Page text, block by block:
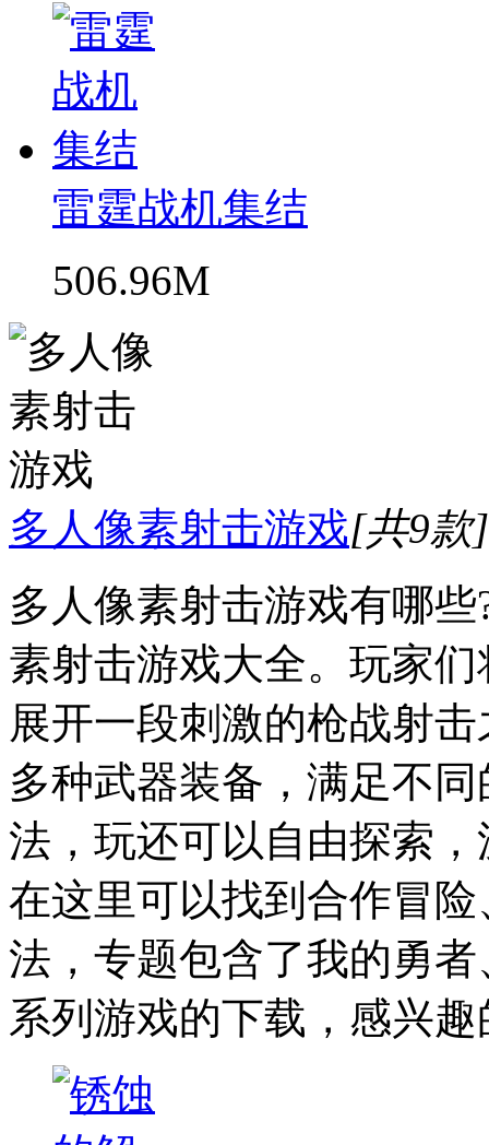
雷霆战机集结
506.96M
多人像素射击游戏[共9款]
多人像素射击游戏有哪
素射击游戏大全。玩家
展开一段刺激的枪战射
多种武器装备，满足不
法，玩还可以自由探索
在这里可以找到合作冒
法，专题包含了我的勇
系列游戏的下载，感兴